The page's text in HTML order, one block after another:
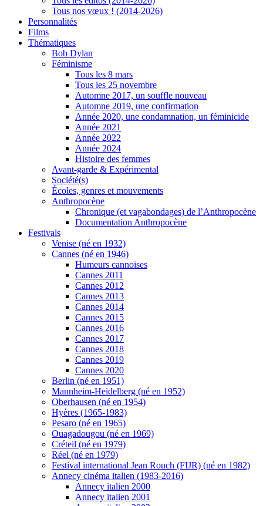
Tous nos vœux ! (2014-2026)
Personnalités
Films
Thématiques
Bob Dylan
Féminisme
Tous les 8 mars
Tous les 25 novembre
Automne 2017, un souffle nouveau
Automne 2019, une confirmation
Année 2020, une condamnation, un féminicide
Année 2021
Année 2022
Année 2024
Histoire des femmes
Avant-garde & Expérimental
Société(s)
Écoles, genres et mouvements
Anthropocène
Chronique (et vagabondages) de l’Anthropocène
Documentation Anthropocène
Festivals
Venise (né en 1932)
Cannes (né en 1946)
Humeurs cannoises
Cannes 2011
Cannes 2012
Cannes 2013
Cannes 2014
Cannes 2015
Cannes 2016
Cannes 2017
Cannes 2018
Cannes 2019
Cannes 2020
Berlin (né en 1951)
Mannheim-Heidelberg (né en 1952)
Oberhausen (né en 1954)
Hyères (1965-1983)
Pesaro (né en 1965)
Ouagadougou (né en 1969)
Créteil (né en 1979)
Réel (né en 1979)
Festival international Jean Rouch (FIJR) (né en 1982)
Annecy cinéma italien (1983-2016)
Annecy italien 2000
Annecy italien 2001